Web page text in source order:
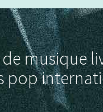
musique
pop